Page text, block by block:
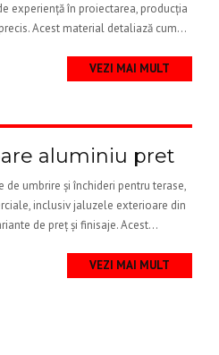
experiență în proiectarea, producția
Acest material detaliază cum...
VEZI MAI MULT
aluminiu pret
umbrire și închideri pentru terase,
inclusiv jaluzele exterioare din
de preț și finisaje. Acest...
VEZI MAI MULT